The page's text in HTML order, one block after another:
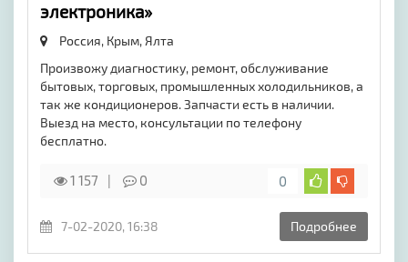
электроника»
Россия, Крым, Ялта
Произвожу диагностику, ремонт, обслуживание
бытовых, торговых, промышленных холодильников, а
так же кондиционеров. Запчасти есть в наличии.
Выезд на место, консультации по телефону
бесплатно.
1 157 0 0
7-02-2020, 16:38 Подробнее